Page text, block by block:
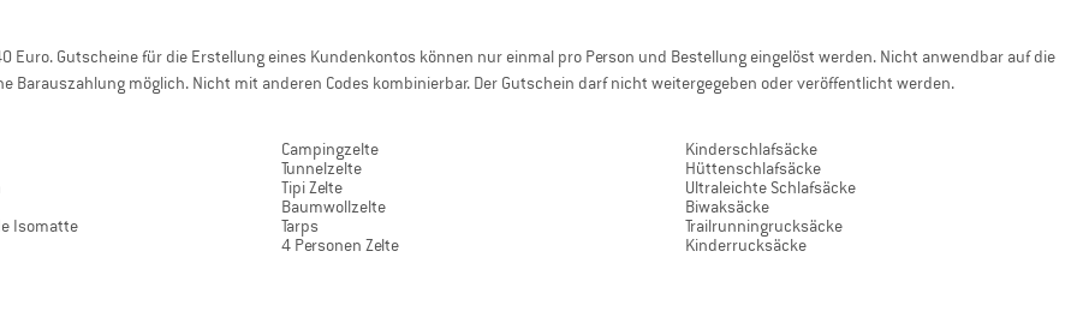
Gutscheine für die Erstellung eines Kundenkontos können nur einmal pro Person und Bestellung eingelöst werden. Nicht anwendbar auf die
Barauszahlung möglich. Nicht mit anderen Codes kombinierbar. Der Gutschein darf nicht weitergegeben oder veröffentlicht werden.
Isomatte
Campingzelte
Tunnelzelte
Tipi Zelte
Baumwollzelte
Tarps
4 Personen Zelte
Kinderschlafsäcke
Hüttenschlafsäcke
Ultraleichte Schlafsäcke
Biwaksäcke
Trailrunningrucksäcke
Kinderrucksäcke